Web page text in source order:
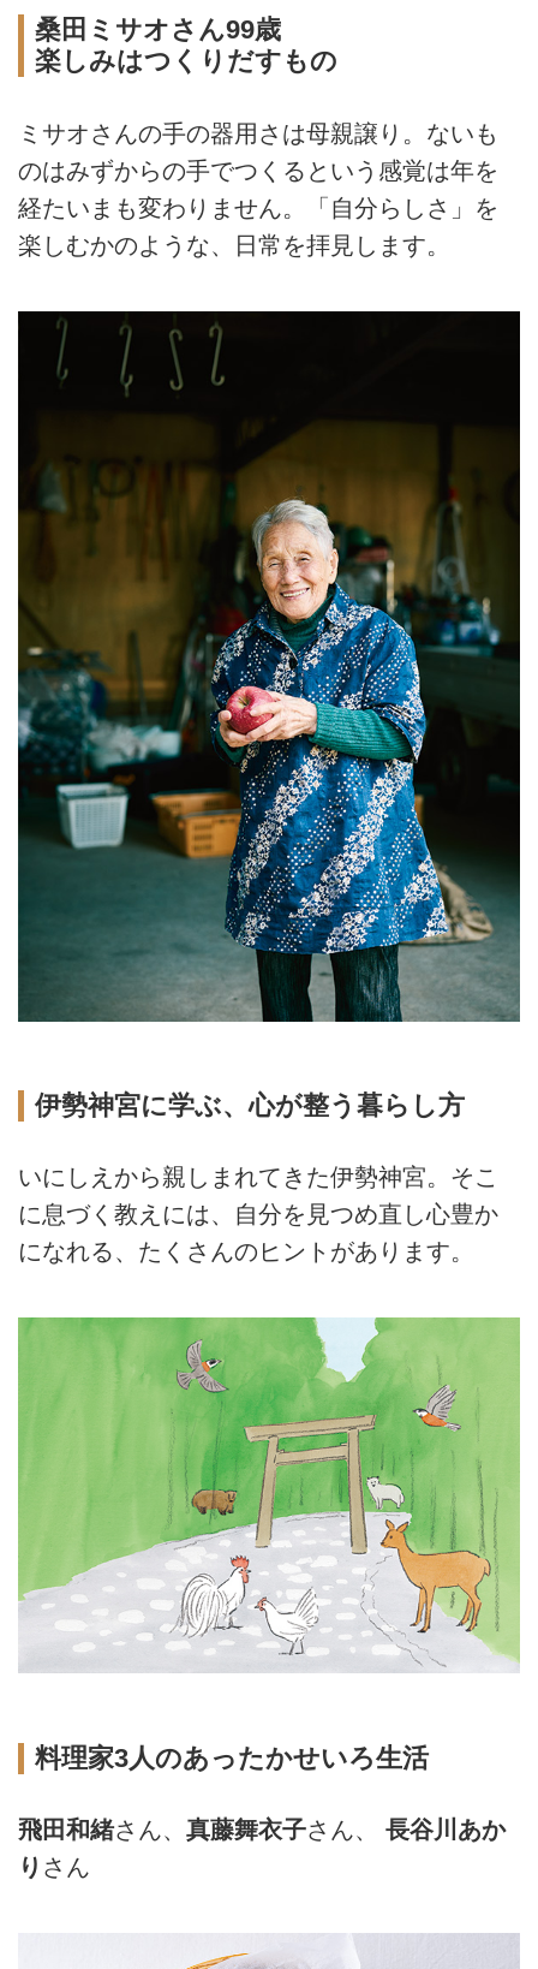
桑田ミサオさん99歳
楽しみはつくりだすもの
ミサオさんの手の器用さは母親譲り。ないも
のはみずからの手でつくるという感覚は年を
経たいまも変わりません。「自分らしさ」を
楽しむかのような、日常を拝見します。
伊勢神宮に学ぶ、心が整う暮らし方
いにしえから親しまれてきた伊勢神宮。そこ
に息づく教えには、自分を見つめ直し心豊か
になれる、たくさんのヒントがあります。
料理家3人のあったかせいろ生活
飛田和緒さん、 真藤舞衣子さん、 長谷川あか
り さん